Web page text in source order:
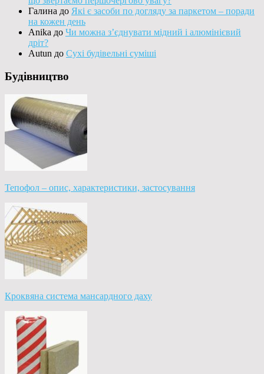
Галина до Які є засоби по догляду за паркетом – поради
на кожен день
Anika до Чи можна з’єднувати мідний і алюмінієвий
дріт?
Autun до Сухі будівельні суміші
Будівництво
Тепофол – опис, характеристики, застосування
Кроквяна система мансардного даху